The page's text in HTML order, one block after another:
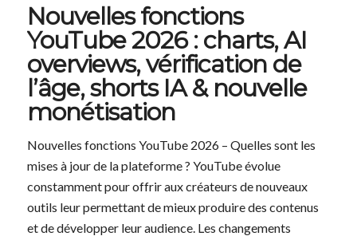
Nouvelles fonctions
YouTube 2026 : charts, AI
overviews, vérification de
l’âge, shorts IA & nouvelle
monétisation
Nouvelles fonctions YouTube 2026 – Quelles sont les
mises à jour de la plateforme ? YouTube évolue
constamment pour offrir aux créateurs de nouveaux
outils leur permettant de mieux produire des contenus
et de développer leur audience. Les changements